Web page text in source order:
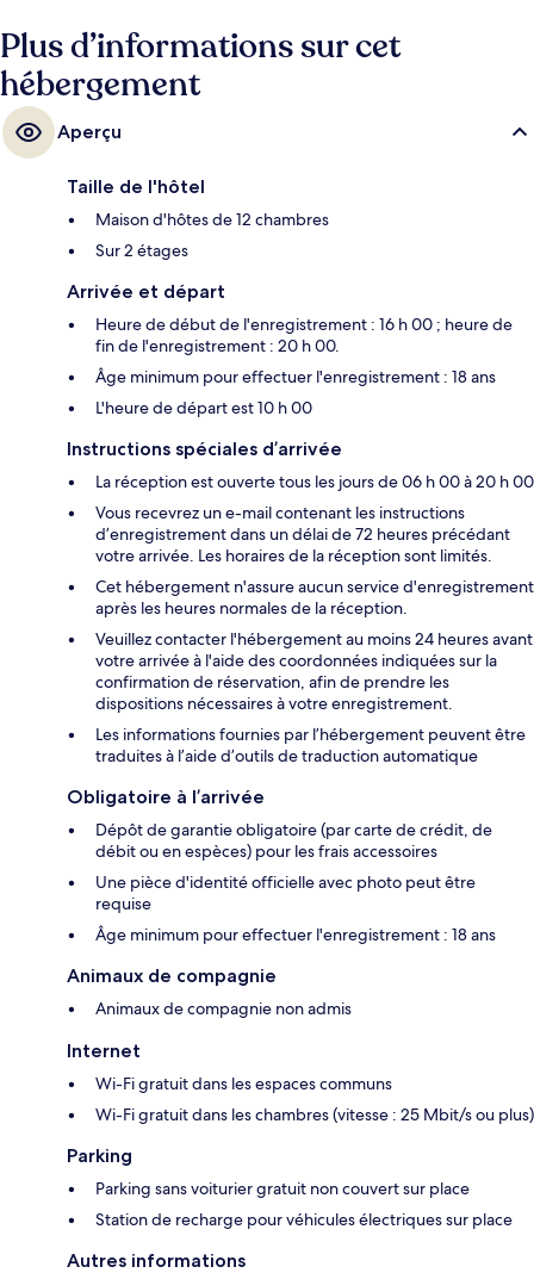
Plus d’informations sur cet
hébergement
Aperçu
Taille de l'hôtel
Maison d'hôtes de 12 chambres
Sur 2 étages
Arrivée et départ
Heure de début de l'enregistrement : 16 h 00 ; heure de
fin de l'enregistrement : 20 h 00.
Âge minimum pour effectuer l'enregistrement : 18 ans
L'heure de départ est 10 h 00
Instructions spéciales d’arrivée
La réception est ouverte tous les jours de 06 h 00 à 20 h 00
Vous recevrez un e-mail contenant les instructions
d’enregistrement dans un délai de 72 heures précédant
votre arrivée. Les horaires de la réception sont limités.
Cet hébergement n'assure aucun service d'enregistrement
après les heures normales de la réception.
Veuillez contacter l'hébergement au moins 24 heures avant
votre arrivée à l'aide des coordonnées indiquées sur la
confirmation de réservation, afin de prendre les
dispositions nécessaires à votre enregistrement.
Les informations fournies par l’hébergement peuvent être
traduites à l’aide d’outils de traduction automatique
Obligatoire à l’arrivée
Dépôt de garantie obligatoire (par carte de crédit, de
débit ou en espèces) pour les frais accessoires
Une pièce d'identité officielle avec photo peut être
requise
Âge minimum pour effectuer l'enregistrement : 18 ans
Animaux de compagnie
Animaux de compagnie non admis
Internet
Wi-Fi gratuit dans les espaces communs
Wi-Fi gratuit dans les chambres (vitesse : 25 Mbit/s ou plus)
Parking
Parking sans voiturier gratuit non couvert sur place
Station de recharge pour véhicules électriques sur place
Autres informations